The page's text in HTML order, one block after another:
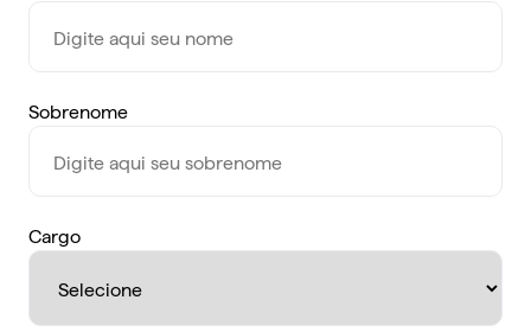
Sobrenome
Cargo